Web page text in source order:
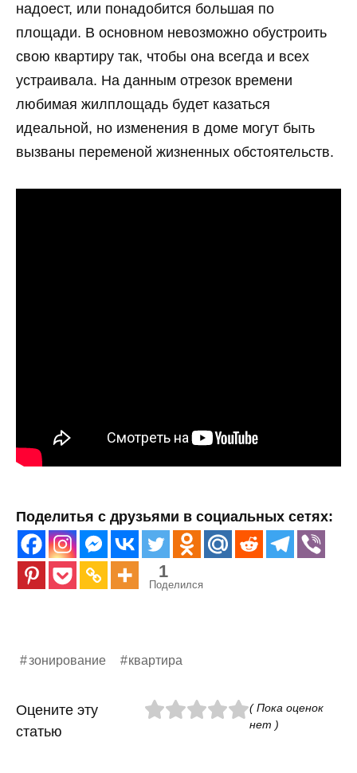
надоест, или понадобится большая по
площади. В основном невозможно обустроить
свою квартиру так, чтобы она всегда и всех
устраивала. На данным отрезок времени
любимая жилплощадь будет казаться
идеальной, но изменения в доме могут быть
вызваны переменой жизненных обстоятельств.
Поделитья с друзьями в социальных сетях:
1
Поделился
зонирование квартира
Оцените эту
статью
( Пока оценок
нет )